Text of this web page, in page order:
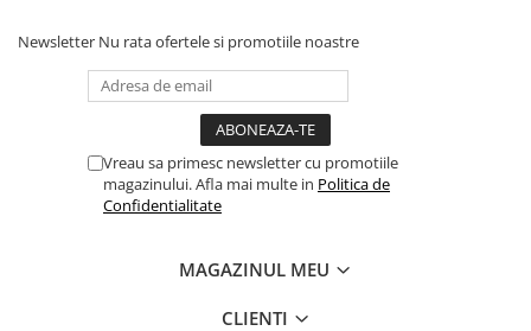
Newsletter Nu rata ofertele si promotiile noastre
Vreau sa primesc newsletter cu promotiile
magazinului. Afla mai multe in Politica de
Confidentialitate
MAGAZINUL MEU
CLIENTI